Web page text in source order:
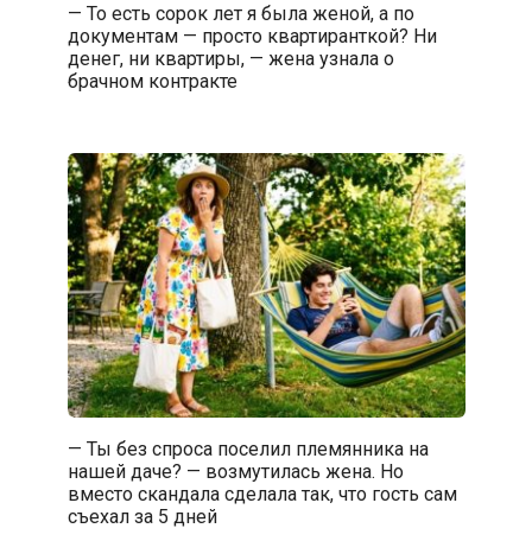
— То есть сорок лет я была женой, а по
документам — просто квартиранткой? Ни
денег, ни квартиры, — жена узнала о
брачном контракте
— Ты без спроса поселил племянника на
нашей даче? — возмутилась жена. Но
вместо скандала сделала так, что гость сам
съехал за 5 дней